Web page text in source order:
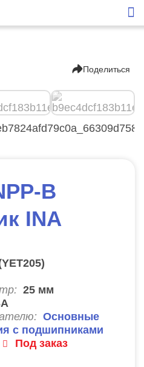
Поделиться
B
INA
25 мм
Основные
с подшипниками
Под заказ